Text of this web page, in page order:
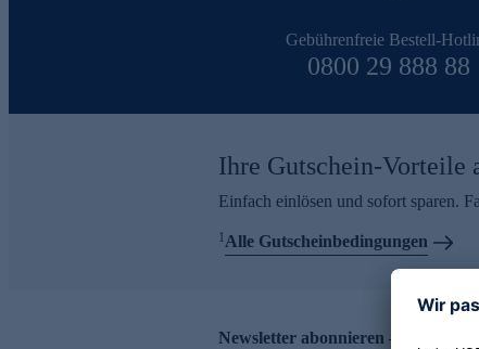
Gebührenfreie Bestell-
0800 29 888 88
Ihre Gutschein-Vorteile
Einfach einlösen und sofort sparen.
1Alle Gutscheinbedingungen
Newsletter abonnieren – 10 €